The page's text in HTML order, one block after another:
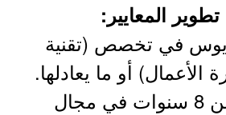
في تخصص (تقنية
الأعمال) أو ما يعادلها.
- خبرة لا تقل عن 8 سنوات في مجال